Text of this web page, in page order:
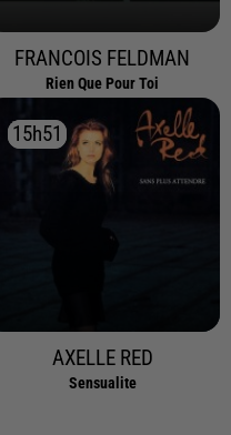
FRANCOIS FELDMAN
Rien Que Pour Toi
15h51
15h51
AXELLE RED
Sensualite